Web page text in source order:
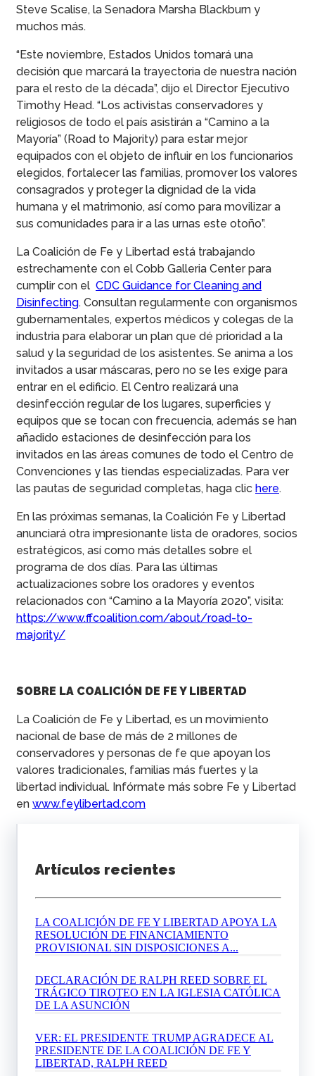
Steve Scalise, la Senadora Marsha Blackburn y
muchos más.
“Este noviembre, Estados Unidos tomará una
decisión que marcará la trayectoria de nuestra nación
para el resto de la década”, dijo el Director Ejecutivo
Timothy Head. “Los activistas conservadores y
religiosos de todo el país asistirán a “Camino a la
Mayoría” (Road to Majority) para estar mejor
equipados con el objeto de influir en los funcionarios
elegidos, fortalecer las familias, promover los valores
consagrados y proteger la dignidad de la vida
humana y el matrimonio, así como para movilizar a
sus comunidades para ir a las urnas este otoño”.
La Coalición de Fe y Libertad está trabajando
estrechamente con el Cobb Galleria Center para
cumplir con el CDC Guidance for Cleaning and
Disinfecting. Consultan regularmente con organismos
gubernamentales, expertos médicos y colegas de la
industria para elaborar un plan que dé prioridad a la
salud y la seguridad de los asistentes. Se anima a los
invitados a usar máscaras, pero no se les exige para
entrar en el edificio. El Centro realizará una
desinfección regular de los lugares, superficies y
equipos que se tocan con frecuencia, además se han
añadido estaciones de desinfección para los
invitados en las áreas comunes de todo el Centro de
Convenciones y las tiendas especializadas. Para ver
las pautas de seguridad completas, haga clic here.
En las próximas semanas, la Coalición Fe y Libertad
anunciará otra impresionante lista de oradores, socios
estratégicos, así como más detalles sobre el
programa de dos días. Para las últimas
actualizaciones sobre los oradores y eventos
relacionados con “Camino a la Mayoría 2020”, visita:
https://www.ffcoalition.com/about/road-to-
majority/
SOBRE LA COALICIÓN DE FE Y LIBERTAD
La Coalición de Fe y Libertad, es un movimiento
nacional de base de más de 2 millones de
conservadores y personas de fe que apoyan los
valores tradicionales, familias más fuertes y la
libertad individual. Infórmate más sobre Fe y Libertad
en www.feylibertad.com
Artículos recientes
LA COALICIÓN DE FE Y LIBERTAD APOYA LA
RESOLUCIÓN DE FINANCIAMIENTO
PROVISIONAL SIN DISPOSICIONES A...
DECLARACIÓN DE RALPH REED SOBRE EL
TRÁGICO TIROTEO EN LA IGLESIA CATÓLICA
DE LA ASUNCIÓN
VER: EL PRESIDENTE TRUMP AGRADECE AL
PRESIDENTE DE LA COALICIÓN DE FE Y
LIBERTAD, RALPH REED